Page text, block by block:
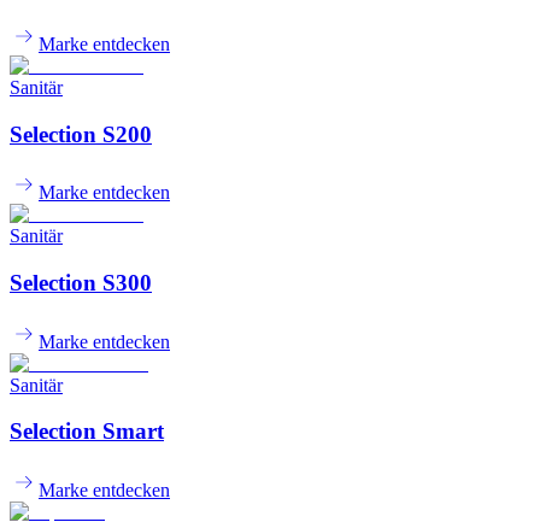
Marke entdecken
Sanitär
Selection S200
Marke entdecken
Sanitär
Selection S300
Marke entdecken
Sanitär
Selection Smart
Marke entdecken